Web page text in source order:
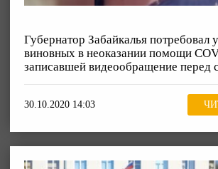
Губернатор Забайкалья потребовал
виновных в неоказании помощи
записавшей видеообращение перед
30.10.2020 14:03